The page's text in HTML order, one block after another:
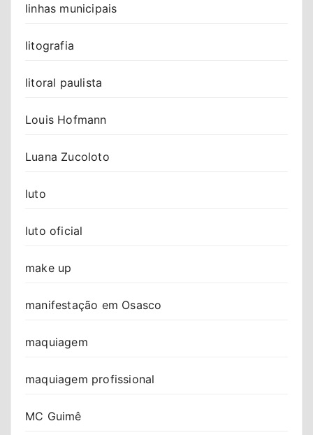
linhas municipais
litografia
litoral paulista
Louis Hofmann
Luana Zucoloto
luto
luto oficial
make up
manifestação em Osasco
maquiagem
maquiagem profissional
MC Guimê